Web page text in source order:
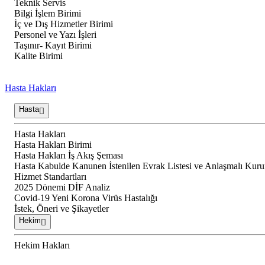
Teknik Servis
Bilgi İşlem Birimi
İç ve Dış Hizmetler Birimi
Personel ve Yazı İşleri
Taşınır- Kayıt Birimi
Kalite Birimi
Hasta Hakları
Hasta
Hasta Hakları
Hasta Hakları Birimi
Hasta Hakları İş Akış Şeması
Hasta Kabulde Kanunen İstenilen Evrak Listesi ve Anlaşmalı
Hizmet Standartları
2025 Dönemi DİF Analiz
Covid-19 Yeni Korona Virüs Hastalığı
İstek, Öneri ve Şikayetler
Hekim
Hekim Hakları